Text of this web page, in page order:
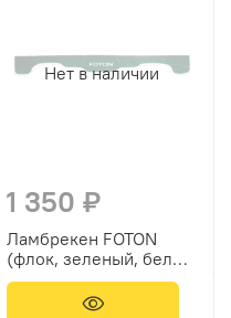
Нет в наличии
1 350 ₽
Ламбрекен FOTON
(флок, зеленый, белые
шарики) 230см